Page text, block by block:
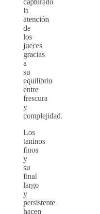
capturado
la
atención
de
los
jueces
gracias
a
su
equilibrio
entre
frescura
y
complejidad.
Los
taninos
finos
y
su
final
largo
y
persistente
hacen